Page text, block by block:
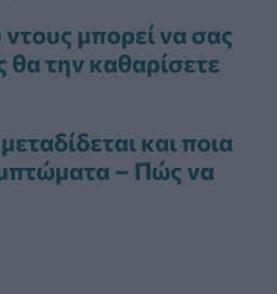
ντους μπορεί να σας
την καθαρίσετε
και ποια
– Πώς να